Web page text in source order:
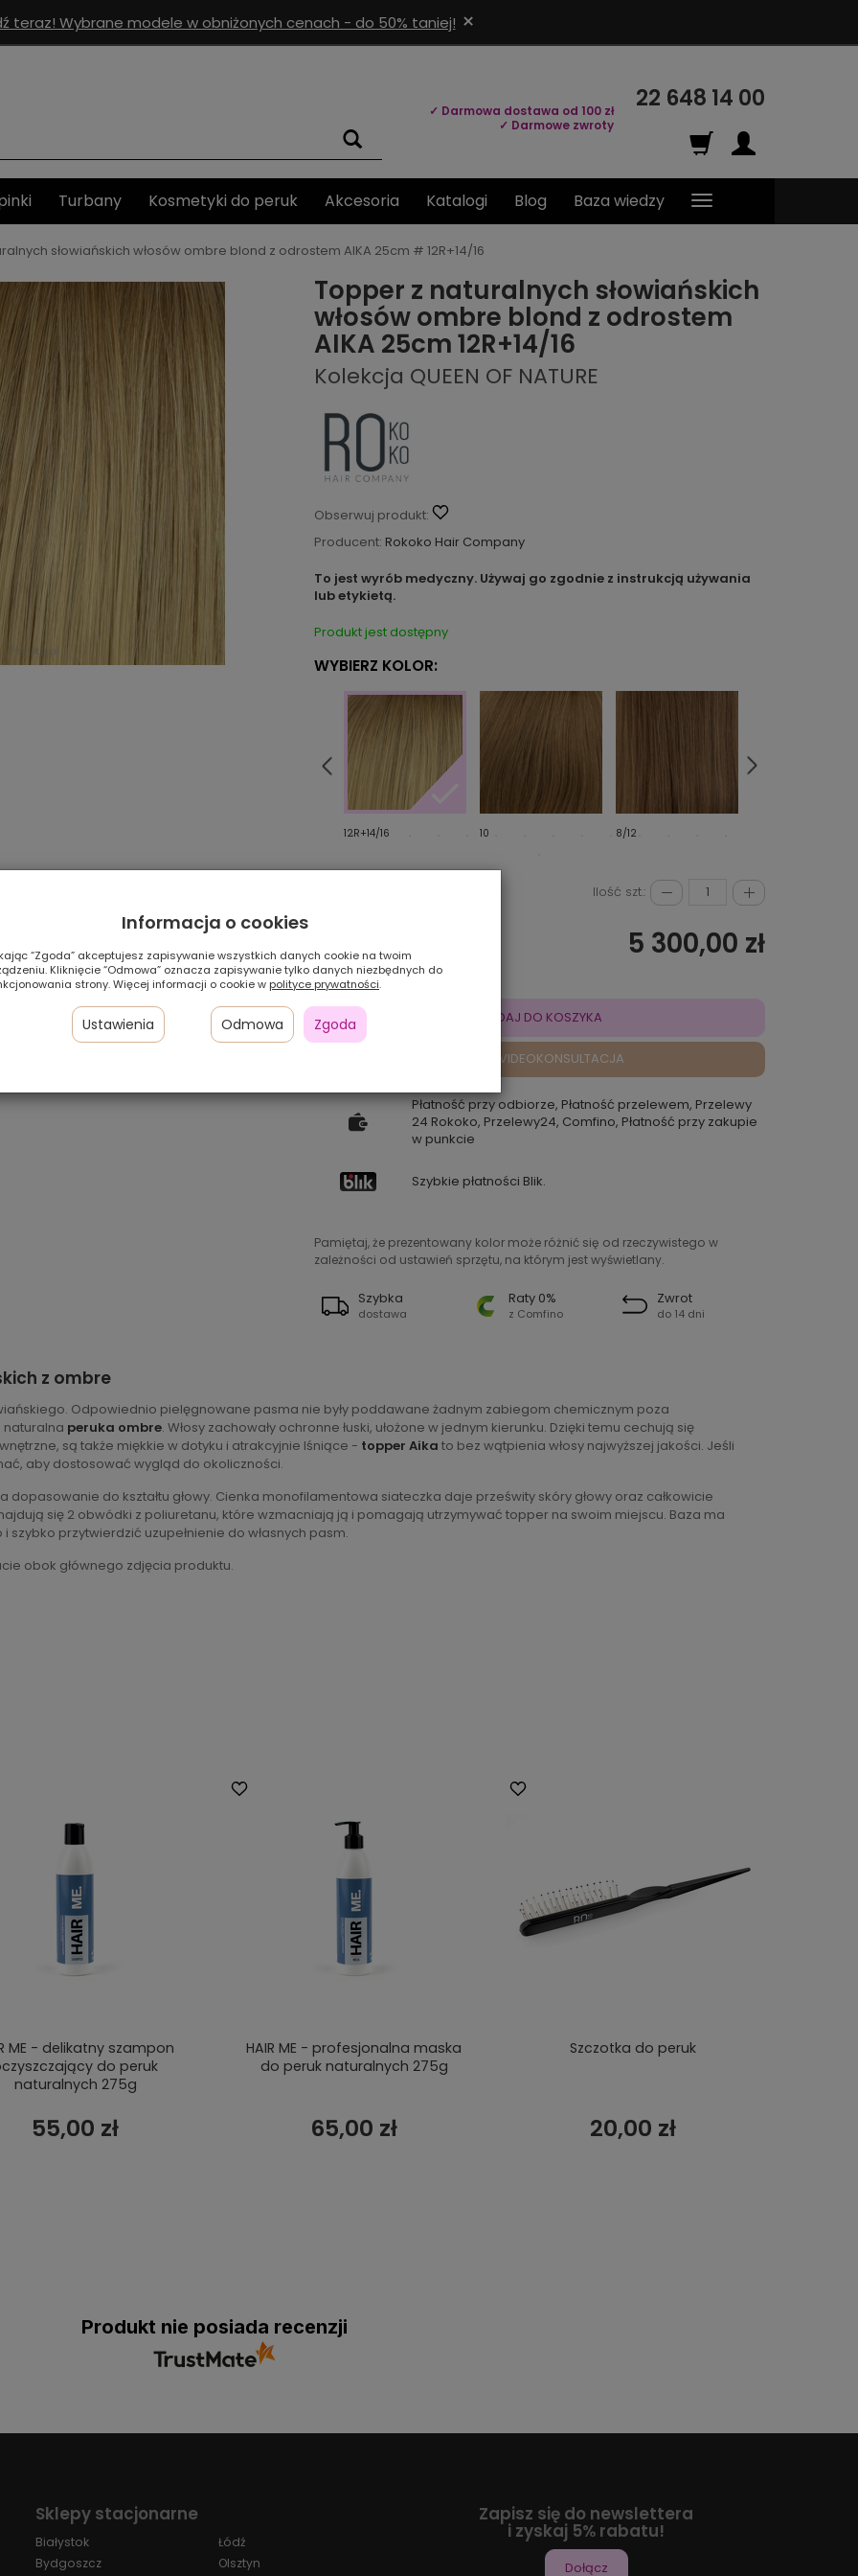
teraz! Wybrane modele w obniżonych cenach - do 50% taniej! ×
✓ Darmowa dostawa od 100 zł
✓ Darmowe zwroty
22 648 14 00
Turbany Kosmetyki do peruk Akcesoria Katalogi Blog Baza wiedzy
słowiańskich włosów ombre blond z odrostem AIKA 25cm # 12R+14/16
Topper z naturalnych słowiańskich
włosów ombre blond z odrostem
AIKA 25cm 12R+14/16
Kolekcja QUEEN OF NATURE
Obserwuj produkt:
Producent: Rokoko Hair Company
To jest wyrób medyczny. Używaj go zgodnie z instrukcją używania
lub etykietą.
Produkt jest dostępny
WYBIERZ KOLOR:
12R+14/16 10 8/12
Ilość szt.:
5 300,00 zł
DODAJ DO KOSZYKA
VIDEOKONSULTACJA
Płatność przy odbiorze, Płatność przelewem, Przelewy
24 Rokoko, Przelewy24, Comfino, Płatność przy zakupie
w punkcie
Szybkie płatności Blik.
Pamiętaj, że prezentowany kolor może różnić się od rzeczywistego w
zależności od ustawień sprzętu, na którym jest wyświetlany.
Szybka
dostawa
Raty 0%
z Comfino
Zwrot
do 14 dni
z ombre
Odpowiednio pielęgnowane pasma nie były poddawane żadnym zabiegom chemicznym poza
peruka ombre. Włosy zachowały ochronne łuski, ułożone w jednym kierunku. Dzięki temu cechują się
są także miękkie w dotyku i atrakcyjnie lśniące - topper Aika to bez wątpienia włosy najwyższej jakości. Jeśli
aby dostosować wygląd do okoliczności.
dopasowanie do kształtu głowy. Cienka monofilamentowa siateczka daje prześwity skóry głowy oraz całkowicie
się 2 obwódki z poliuretanu, które wzmacniają ją i pomagają utrzymywać topper na swoim miejscu. Baza ma
przytwierdzić uzupełnienie do własnych pasm.
obok głównego zdjęcia produktu.
ME - delikatny szampon
do peruk
naturalnych 275g
55,00 zł
HAIR ME - profesjonalna maska
do peruk naturalnych 275g
65,00 zł
Szczotka do peruk
20,00 zł
Produkt nie posiada recenzji
Sklepy stacjonarne
Białystok
Bydgoszcz
Łódź
Olsztyn
Zapisz się do newslettera
i zyskaj 5% rabatu!
Dołącz
Informacja o cookies
“Zgoda” akceptujesz zapisywanie wszystkich danych cookie na twoim
Kliknięcie “Odmowa” oznacza zapisywanie tylko danych niezbędnych do
strony. Więcej informacji o cookie w polityce prywatności.
Ustawienia Odmowa Zgoda